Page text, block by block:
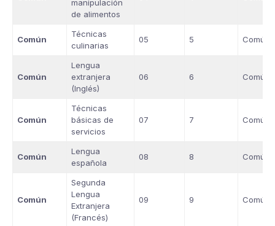
manipulación
de alimentos
Común
Técnicas
culinarias
05 5 Común
Común
Lengua
extranjera
(Inglés)
06 6 Común
Común
Técnicas
básicas de
servicios
07 7 Común
Común
Lengua
española
08 8 Común
Común
Segunda
Lengua
Extranjera
(Francés)
09 9 Común